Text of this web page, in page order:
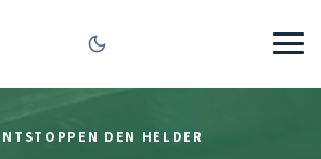
DEN HELDER